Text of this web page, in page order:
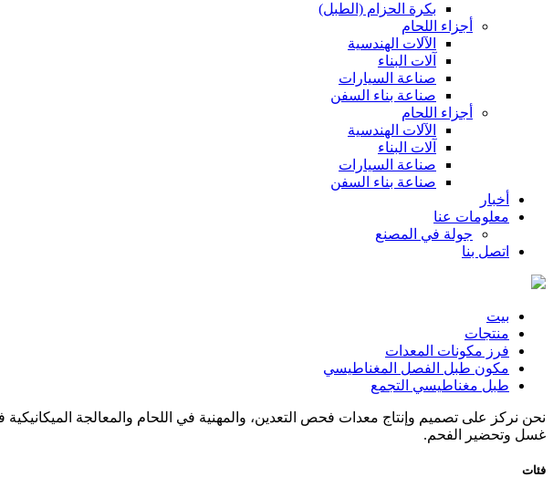
بكرة الحزام (الطبل)
أجزاء اللحام
الآلات الهندسية
آلات البناء
صناعة السيارات
صناعة بناء السفن
أجزاء اللحام
الآلات الهندسية
آلات البناء
صناعة السيارات
صناعة بناء السفن
أخبار
معلومات عنا
جولة في المصنع
اتصل بنا
بيت
منتجات
فرز مكونات المعدات
مكون طبل الفصل المغناطيسي
طبل مغناطيسي التجمع
نحن نركز على تصميم وإنتاج معدات فحص التعدين، والمهنية في اللحام والمعالجة
غسل وتحضير الفحم.
فئات